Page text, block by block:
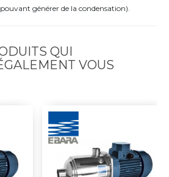
générer de la condensation).
QUI
VOUS